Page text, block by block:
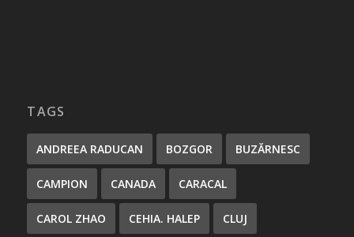
TAGS
ANDREEA RADUCAN BOZGOR BUZĂRNESC
CAMPION CANADA CARACAL
CAROL ZHAO CEHIA. HALEP CLUJ